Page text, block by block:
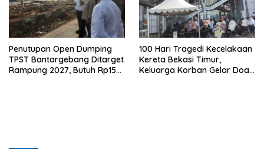
Penutupan Open Dumping
TPST Bantargebang Ditarget
Rampung 2027, Butuh Rp150
100 Hari Tragedi Kecelakaan
Kereta Bekasi Timur,
Keluarga Korban Gelar Doa